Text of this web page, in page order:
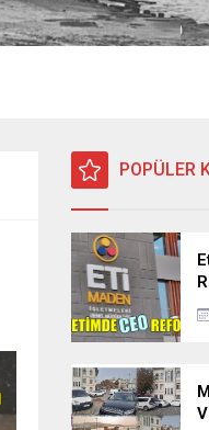
POPÜLER